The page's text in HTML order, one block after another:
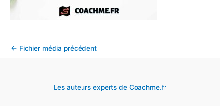
← Fichier média précédent
Les auteurs experts de Coachme.fr